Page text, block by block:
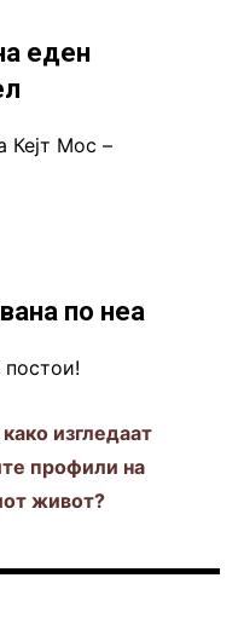
еден
Кејт Мос –
по неа
како изгледаат
профили на
живот?